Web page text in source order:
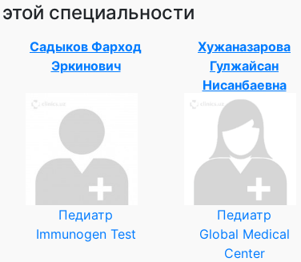
специальности
Садыков Фарход
Эркинович
Педиатр
Immunogen Test
Хужаназарова
Гулжайсан
Нисанбаевна
Педиатр
Global Medical
Center